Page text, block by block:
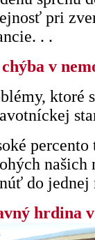
pri
. .
v
ktoré
našich
do
hrdina